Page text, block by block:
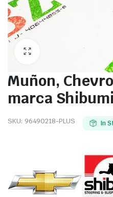
Muñon,
marca Shibumi
SKU: 96490218-PLUS In